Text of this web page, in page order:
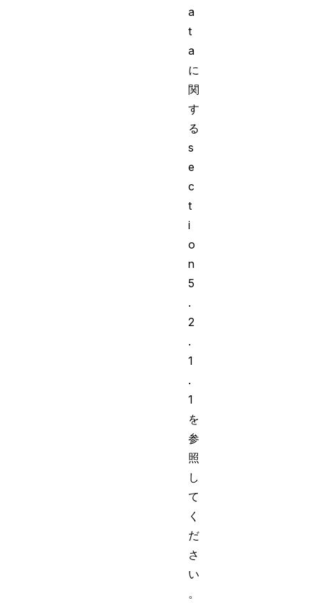
a
t
a
に
関
す
る
s
e
c
t
i
o
n
5
.
2
.
1
.
1
を
参
照
し
て
く
だ
さ
い
。